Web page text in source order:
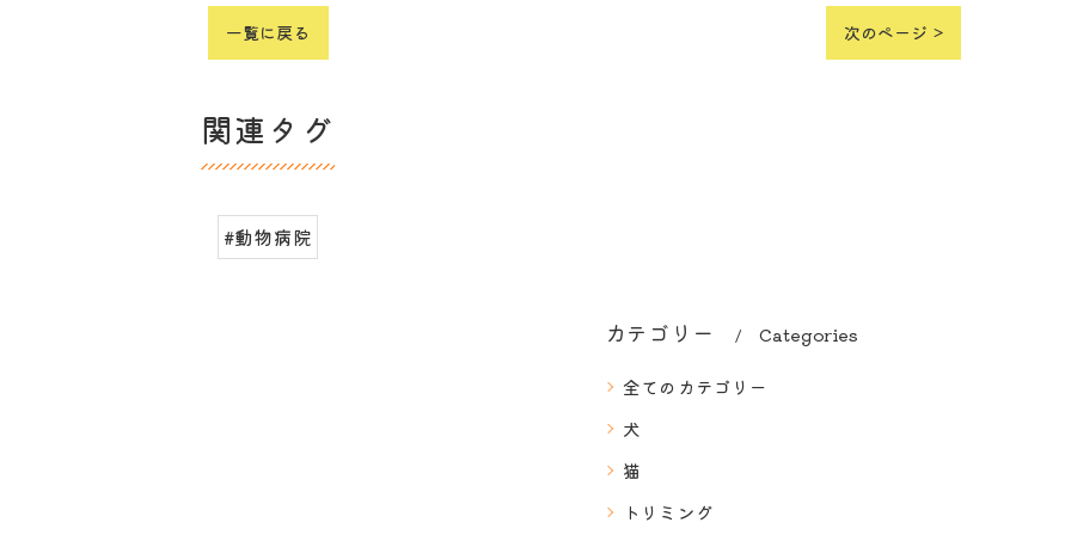
一覧に戻る 次のページ >
関連タグ
#動物病院
カテゴリー Categories
全てのカテゴリー
犬
猫
トリミング